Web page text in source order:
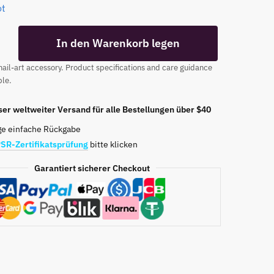
In den Warenkorb legen
art accessory. Product specifications and care guidance
weltweiter Versand für alle Bestellungen über $40
einfache Rückgabe
Zertifikatsprüfung bitte klicken
Garantiert sicherer Checkout